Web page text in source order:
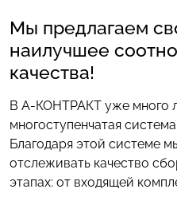
Мы предлагаем
наилучшее
качества!
В А-КОНТРАКТ уже много
многоступенчатая
Благодаря этой системе
отслеживать качество
этапах: от входящей